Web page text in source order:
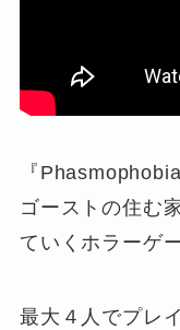
『
ゴーストの住む
ていくホラーゲ
最大４人でプレ